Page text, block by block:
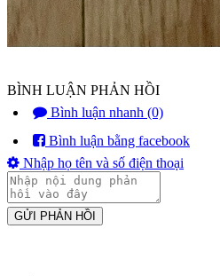
BÌNH LUẬN PHẢN HỒI
Bình luận nhanh (0)
Bình luận bằng facebook
Nhập họ tên và số điện thoại
GỬI PHẢN HỒI